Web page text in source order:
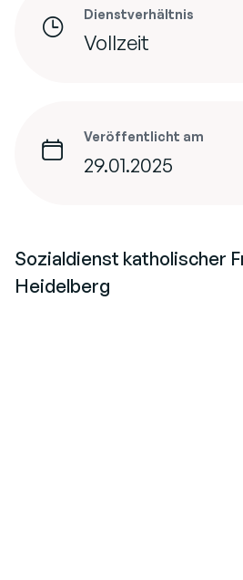
Dienstverhältnis
Vollzeit
Veröffentlicht am
29.01.2025
Sozialdienst katholischer
Heidelberg